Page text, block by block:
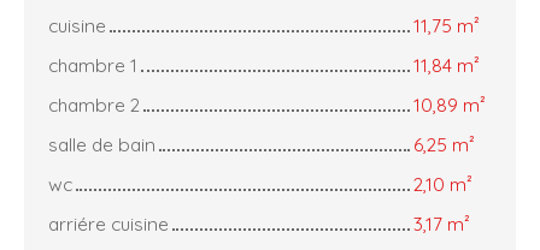
cuisine
11,75 m²
chambre 1
11,84 m²
chambre 2
10,89 m²
salle de bain
6,25 m²
wc
2,10 m²
arriére cuisine
3,17 m²